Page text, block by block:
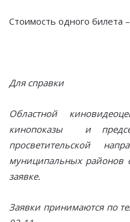
Стоимость одного билета
Для справки
Областной
кинопоказы и
просветительской
муниципальных районов
заявке.
Заявки принимаются по